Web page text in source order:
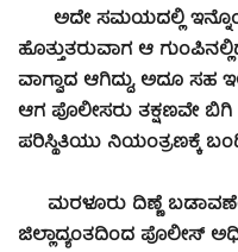
ಅದೇ ಸಮಯದಲ್ಲಿ
ಹೊತ್ತುತರುವಾಗ ಆ
ವಾಗ್ವಾದ ಆಗಿದ್ದು, ಅದೂ ಸಹ
ಆಗ ಪೊಲೀಸರು ತಕ್ಷಣವೇ
ಪರಿಸ್ಥಿತಿಯು ನಿಯಂತ್ರಣಕ್ಕೆ
ಮರಳೂರು ದಿಣ್ಣೆ
ಜಿಲ್ಲಾದ್ಯಂತದಿಂದ ಪೊಲೀಸ್